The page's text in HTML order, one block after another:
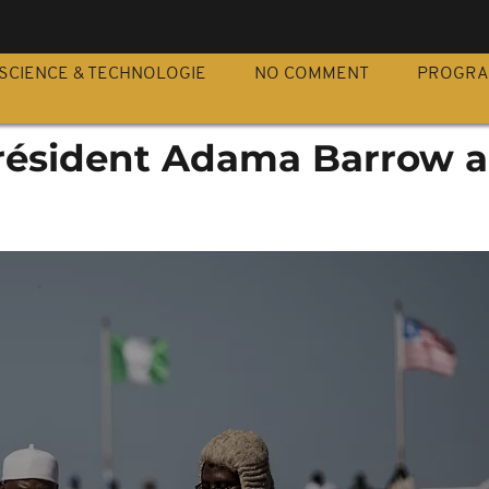
SCIENCE & TECHNOLOGIE NO COMMENT
Adama Barrow